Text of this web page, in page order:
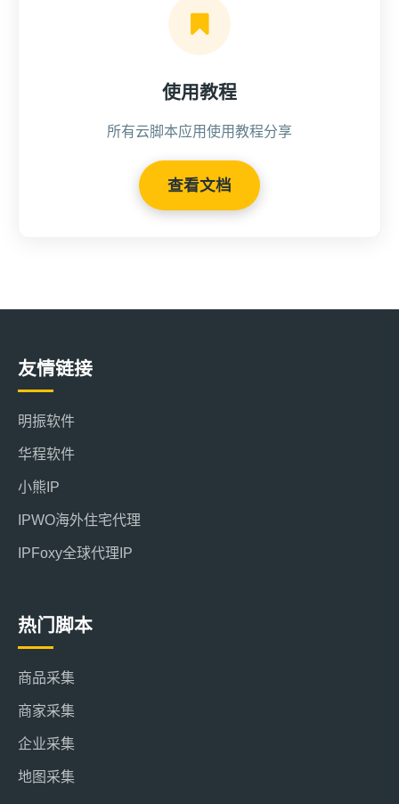
使用教程
所有云脚本应用使用教程分享
查看文档
友情链接
明振软件
华程软件
小熊IP
IPWO海外住宅代理
IPFoxy全球代理IP
热门脚本
商品采集
商家采集
企业采集
地图采集